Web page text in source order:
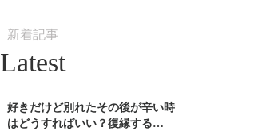
新着記事
Latest
好きだけど別れたその後が辛い時
はどうすればいい？復縁する…